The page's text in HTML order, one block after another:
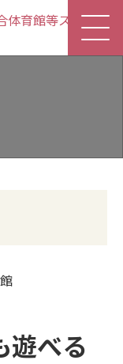
遊べる